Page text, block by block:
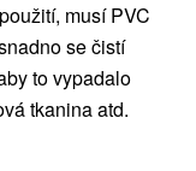
musí PVC
se čistí
to vypadalo
tkanina atd.